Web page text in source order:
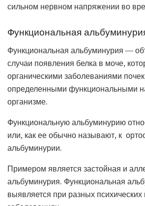
сильном нервном напряжении во
Функциональная
Функциональная альбуминурия —
случаи появления белка в моче,
органическими заболеваниями
определенными функциональными
организме.
Функциональную альбуминурию
или, как ее обычно называют, к
альбуминурии.
Примером является застойная и
альбуминурия. Функциональная
выявляется при разных